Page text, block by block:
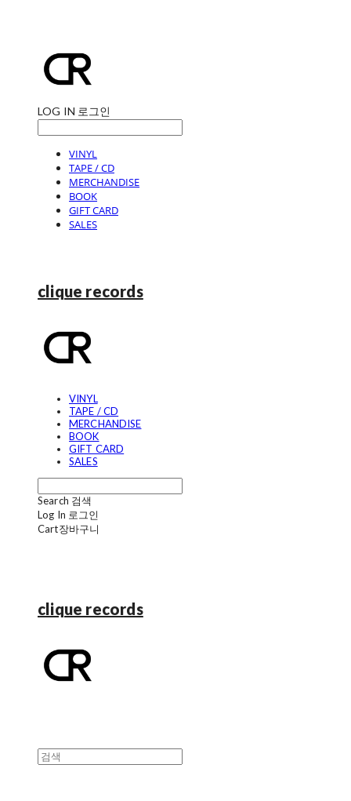
LOG IN 로그인
VINYL
TAPE / CD
MERCHANDISE
BOOK
GIFT CARD
SALES
clique records
VINYL
TAPE / CD
MERCHANDISE
BOOK
GIFT CARD
SALES
Search 검색
Log In 로그인
Cart장바구니
clique records